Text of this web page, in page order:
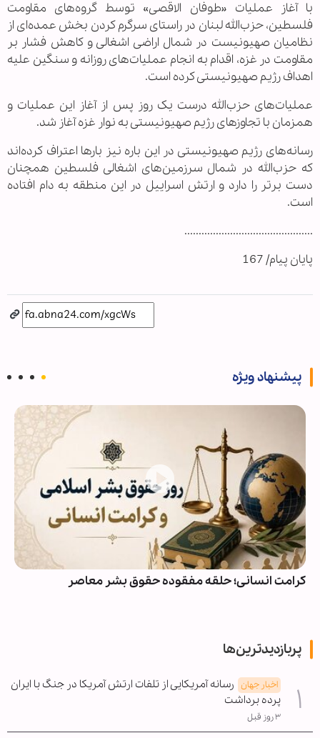
با آغاز عملیات «طوفان الاقصی» توسط گروه‌های مقاومت
فلسطین، حزب‌الله لبنان در راستای سرگرم کردن بخش عمده‌ای از
نظامیان صهیونیست در شمال اراضی اشغالی و کاهش فشار بر
مقاومت در غزه، اقدام به انجام عملیات‌های روزانه و سنگین علیه
اهداف رژیم صهیونیستی کرده‌ است.
عملیات‌های حزب‌الله درست یک روز پس از آغاز این عملیات و
همزمان با تجاوزهای رژیم صهیونیستی به نوار غزه آغاز شد.
رسانه‌های رژیم صهیونیستی در این باره نیز بارها اعتراف کرده‌اند
که حزب‌الله در شمال سرزمین‌های اشغالی فلسطین همچنان
دست برتر را دارد و ارتش اسراییل در این منطقه به دام افتاده‌
است.
.............................................
پایان پیام/ 167
پیشنهاد ویژه
کرامت انسانی؛ حلقه مفقوده حقوق بشر معاصر
پربازدیدترین‌ها
اخبار جهان رسانه آمریکایی از تلفات ارتش آمریکا در جنگ با ایران
پرده برداشت
۳ روز قبل